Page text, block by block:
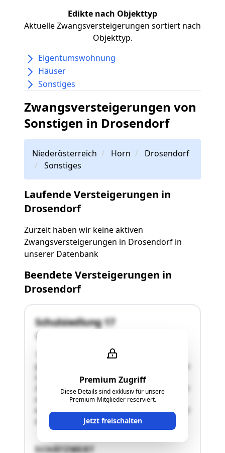
Edikte nach Objekttyp
Aktuelle Zwangsversteigerungen sortiert nach
Objekttyp.
Eigentumswohnung
Häuser
Sonstiges
Zwangsversteigerungen von
Sonstigen in Drosendorf
Niederösterreich Horn
Drosendorf
Sonstiges
Laufende Versteigerungen in
Drosendorf
Zurzeit haben wir keine aktiven
Zwangsversteigerungen in Drosendorf in
unserer Datenbank
Beendete Versteigerungen in
Drosendorf
Premium Zugriff
Diese Details sind exklusiv für unsere
Premium-Mitglieder reserviert.
Jetzt freischalten
Schulsiedlung 17
"Das Gebäue ist dreigeschossig errichtet und
gliedert sich in Erdgeschoss, erstes Obergeschoss
sowie ein zweites Obergeschoss. Die
Zwischendecken sind als Massivdecken aus Beton
ausgeführt. Das Dach ist ein Ziegeldach und
weist massive Mängel auf. In der Liegenschaft ist
ein Stiegenhaus …"
SCHÄTZWERT